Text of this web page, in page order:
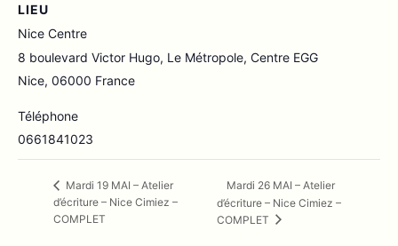
LIEU
Nice Centre
8 boulevard Victor Hugo, Le Métropole, Centre EGG
Nice, 06000 France
Téléphone
0661841023
Mardi 19 MAI – Atelier
d’écriture – Nice Cimiez –
COMPLET
Mardi 26 MAI – Atelier
d’écriture – Nice Cimiez –
COMPLET